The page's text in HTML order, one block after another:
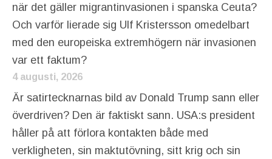
när det gäller migrantinvasionen i spanska Ceuta?
Och varför lierade sig Ulf Kristersson omedelbart
med den europeiska extremhögern när invasionen
var ett faktum?
4 augusti, 2026
Är satirtecknarnas bild av Donald Trump sann eller
överdriven? Den är faktiskt sann. USA:s president
håller på att förlora kontakten både med
verkligheten, sin maktutövning, sitt krig och sin